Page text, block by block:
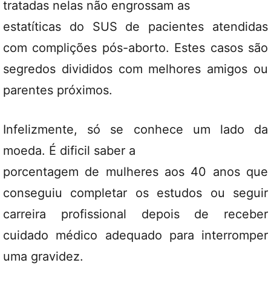
tratadas nelas não engrossam as
estatíticas do SUS de pacientes atendidas
com complições pós-aborto. Estes casos são
segredos divididos com melhores amigos ou
parentes próximos.
Infelizmente, só se conhece um lado da
moeda. É dificil saber a
porcentagem de mulheres aos 40 anos que
conseguiu completar os estudos ou seguir
carreira profissional depois de receber
cuidado médico adequado para interromper
uma gravidez.